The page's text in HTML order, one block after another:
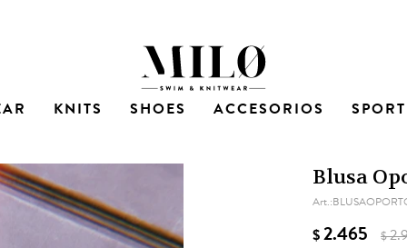
KNITS SHOES ACCESORIOS SPORT
Blusa
$2.465 $